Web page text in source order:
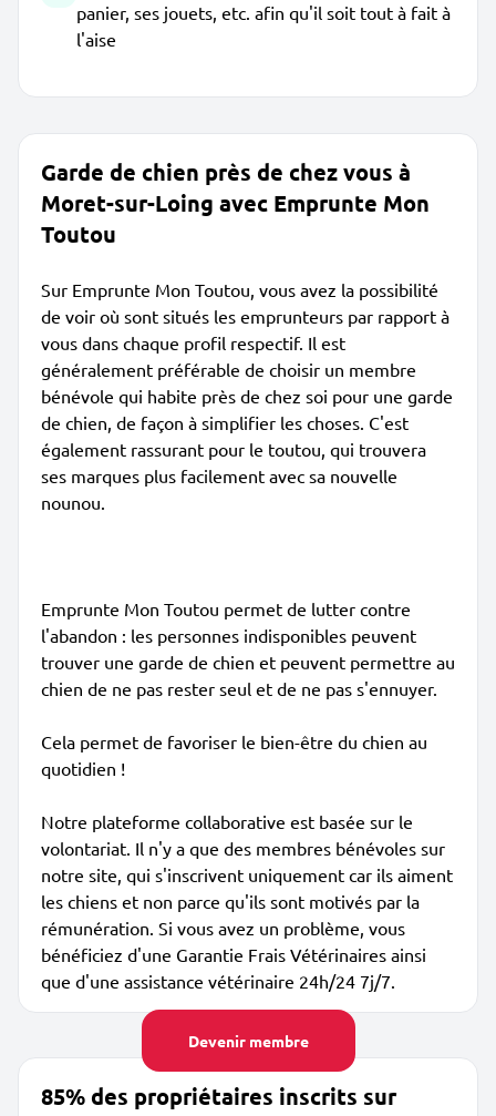
Devenir membre
panier, ses jouets, etc. afin qu'il soit tout à fait à
l'aise
Garde de chien près de chez vous à
Moret-sur-Loing avec Emprunte Mon
Toutou
Sur Emprunte Mon Toutou, vous avez la possibilité
de voir où sont situés les emprunteurs par rapport à
vous dans chaque profil respectif. Il est
généralement préférable de choisir un membre
bénévole qui habite près de chez soi pour une garde
de chien, de façon à simplifier les choses. C'est
également rassurant pour le toutou, qui trouvera
ses marques plus facilement avec sa nouvelle
nounou.
Emprunte Mon Toutou permet de lutter contre
l'abandon : les personnes indisponibles peuvent
trouver une garde de chien et peuvent permettre au
chien de ne pas rester seul et de ne pas s'ennuyer.
Cela permet de favoriser le bien-être du chien au
quotidien !
Notre plateforme collaborative est basée sur le
volontariat. Il n'y a que des membres bénévoles sur
notre site, qui s'inscrivent uniquement car ils aiment
les chiens et non parce qu'ils sont motivés par la
rémunération. Si vous avez un problème, vous
bénéficiez d'une Garantie Frais Vétérinaires ainsi
que d'une assistance vétérinaire 24h/24 7j/7.
85% des propriétaires inscrits sur